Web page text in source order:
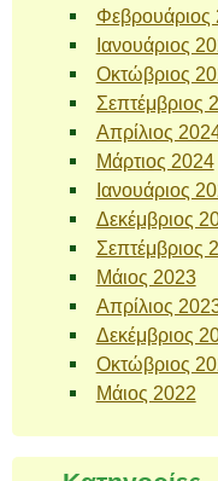
Φεβρουάριος
Ιανουάριος
Οκτώβριος
Σεπτέμβριος
Απρίλιος
Μάρτιος 2024
Ιανουάριος
Δεκέμβριος
Σεπτέμβριος
Μάιος 2023
Απρίλιος
Δεκέμβριος
Οκτώβριος
Μάιος 2022